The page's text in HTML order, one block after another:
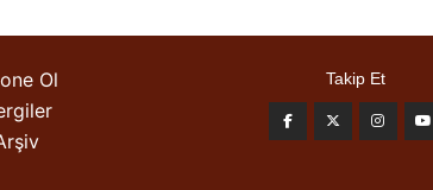
Ol
Takip Et